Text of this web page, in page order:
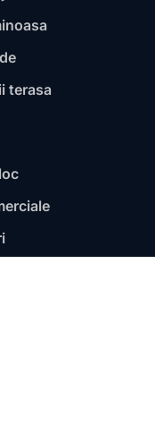
terasa